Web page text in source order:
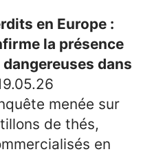
en Europe :
la présence
dans
menée sur
de thés,
en